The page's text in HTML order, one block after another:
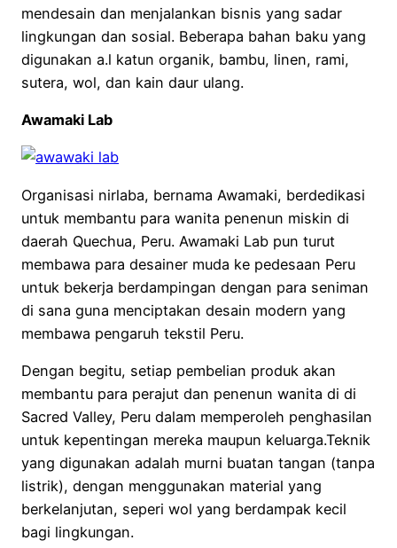
mendesain dan menjalankan bisnis yang sadar
lingkungan dan sosial. Beberapa bahan baku yang
digunakan a.l katun organik, bambu, linen, rami,
sutera, wol, dan kain daur ulang.
Awamaki Lab
Organisasi nirlaba, bernama Awamaki, berdedikasi
untuk membantu para wanita penenun miskin di
daerah Quechua, Peru. Awamaki Lab pun turut
membawa para desainer muda ke pedesaan Peru
untuk bekerja berdampingan dengan para seniman
di sana guna menciptakan desain modern yang
membawa pengaruh tekstil Peru.
Dengan begitu, setiap pembelian produk akan
membantu para perajut dan penenun wanita di di
Sacred Valley, Peru dalam memperoleh penghasilan
untuk kepentingan mereka maupun keluarga.Teknik
yang digunakan adalah murni buatan tangan (tanpa
listrik), dengan menggunakan material yang
berkelanjutan, seperi wol yang berdampak kecil
bagi lingkungan.